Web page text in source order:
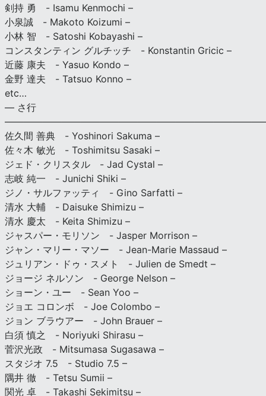
剣持 勇 - Isamu Kenmochi –
小泉誠 - Makoto Koizumi –
小林 智 - Satoshi Kobayashi –
コンスタンティン グルチッチ - Konstantin Gricic –
近藤 康夫 - Yasuo Kondo –
金野 達夫 - Tatsuo Konno –
etc…
— さ行
佐久間 善典 - Yoshinori Sakuma –
佐々木 敏光 - Toshimitsu Sasaki –
ジェド・クリスタル - Jad Cystal –
志岐 純一 - Junichi Shiki –
ジノ・サルファッティ - Gino Sarfatti –
清水 大輔 - Daisuke Shimizu –
清水 慶太 - Keita Shimizu –
ジャスパー・モリソン - Jasper Morrison –
ジャン・マリー・マソー - Jean-Marie Massaud –
ジュリアン・ドゥ・スメト - Julien de Smedt –
ジョージ ネルソン - George Nelson –
ショーン・ユー - Sean Yoo –
ジョエ コロンボ - Joe Colombo –
ジョン ブラウアー - John Brauer –
白須 慎之 - Noriyuki Shirasu –
菅沢光政 - Mitsumasa Sugasawa –
スタジオ 7.5 - Studio 7.5 –
隅井 徹 - Tetsu Sumii –
関光 卓 - Takashi Sekimitsu –